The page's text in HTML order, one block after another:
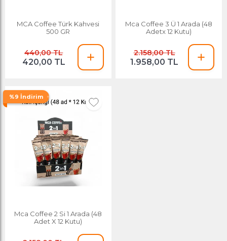
MCA Coffee Türk Kahvesi
500 GR
440,00 TL
420,00 TL
Mca Coffee 3 Ü 1 Arada (48
Adetx 12 Kutu)
2.158,00 TL
1.958,00 TL
%9 İndirim
Mca Coffee 2 Si 1 Arada (48
Adet X 12 Kutu)